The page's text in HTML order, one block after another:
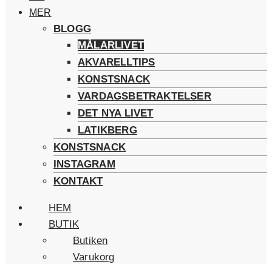
MER
BLOGG
MÅLARLIVET
AKVARELLTIPS
KONSTSNACK
VARDAGSBETRAKTELSER
DET NYA LIVET
LATIKBERG
KONSTSNACK
INSTAGRAM
KONTAKT
HEM
BUTIK
Butiken
Varukorg